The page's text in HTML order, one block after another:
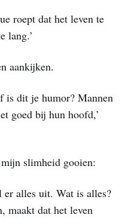
roept dat het leven te
lang.’
aankijken.
is dit je humor? Mannen
goed bij hun hoofd,’
slimheid gooien:
er alles uit. Wat is alles?
maakt dat het leven